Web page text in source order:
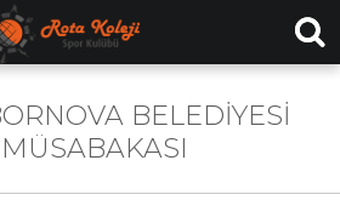
BELEDİYESİ